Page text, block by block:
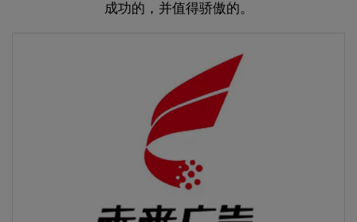
成功的，并值得骄傲的。